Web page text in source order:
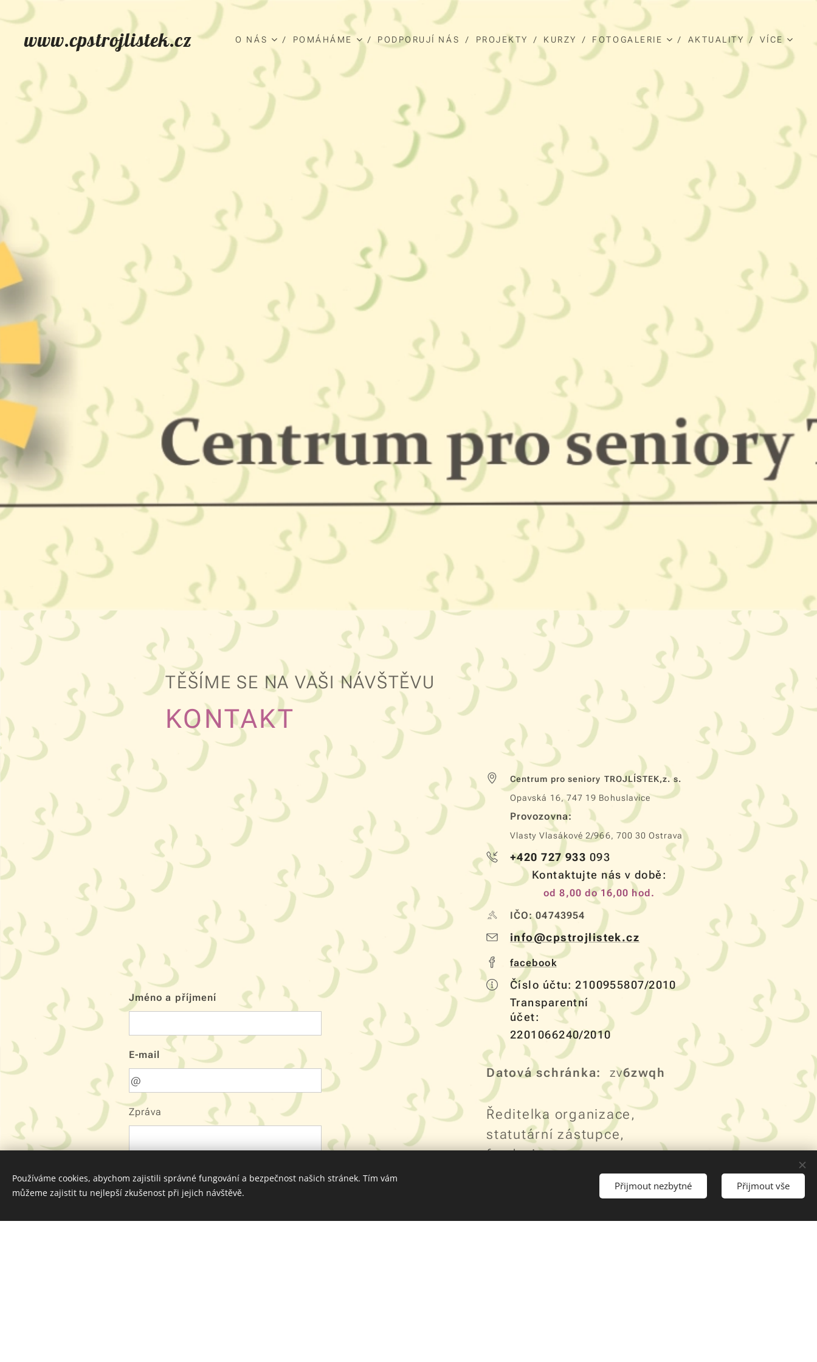
www.cpstrojlistek.cz O NÁS POMÁHÁME PODPORUJÍ NÁS PROJEKTY KURZY FOTOGALERIE AKTUALITY VÍCE
TĚŠÍME SE NA VAŠI NÁVŠTĚVU
KONTAKT
Jméno a příjmení
E-mail
Zpráva
Centrum pro seniory TROJLÍSTEK,z. s.
Opavská 16, 747 19 Bohuslavice
Provozovna:
Vlasty Vlasákové 2/966, 700 30 Ostrava
+420 727 933 093
Kontaktujte nás v době:
od 8,00 do 16,00 hod.
IČO: 04743954
info@cpstrojlistek.cz
facebook
Číslo účtu: 2100955807/2010
Transparentní
účet:
2201066240/2010
Datová schránka: zv6zwqh
Ředitelka organizace,
statutární zástupce,
fundraiser:
Bc. Andrea Matýsková
Používáme cookies, abychom zajistili správné fungování a bezpečnost našich stránek. Tím vám
můžeme zajistit tu nejlepší zkušenost při jejich návštěvě.
Přijmout nezbytné Přijmout vše